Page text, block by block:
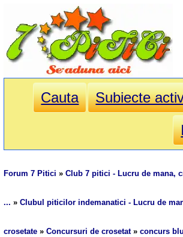
Cauta Subiecte
Forum 7 Pitici »Club 7 pitici - Lucru de mana,
... »Clubul piticilor indemanatici - Lucru de
crosetate »Concursuri de crosetat»concurs